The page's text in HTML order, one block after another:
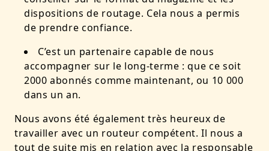
dispositions de routage. Cela nous a permis
de prendre confiance.
C’est un partenaire capable de nous
accompagner sur le long-terme : que ce soit
2000 abonnés comme maintenant, ou 10 000
dans un an.
Nous avons été également très heureux de
travailler avec un routeur compétent. Il nous a
tout de suite mis en relation avec la responsable